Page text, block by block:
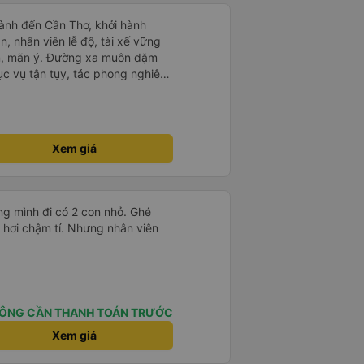
đến Cần Thơ, khởi hành
nhân viên lễ độ, tài xế vững
vụ tận tụy, tác phong nghiêm
Xem giá
mình đi có 2 con nhỏ. Ghé
chậm tí. Nhưng nhân viên
CẦN THANH TOÁN TRƯỚC
Xem giá